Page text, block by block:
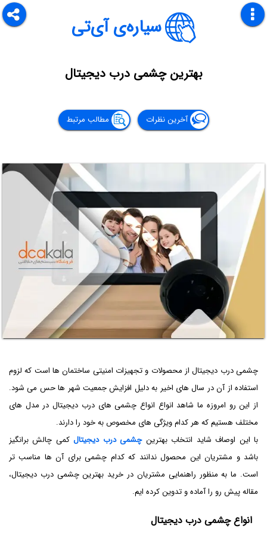
سیاره‌ی آی‌تی
بهترین چشمی درب دیجیتال
آخرین نظرات مطالب مرتبط
چشمی درب دیجیتال از محصولات و تجهیزات امنیتی ساختمان ها است که لزوم
استفاده از آن در سال های اخیر به دلیل افزایش جمعیت شهر ها حس می شود.
از این رو امروزه ما شاهد انواع انواع چشمی های درب دیجیتال در مدل های
مختلف هستیم که هر کدام ویژگی های مخصوص به خود را دارند.
با این اوصاف شاید انتخاب بهترینچشمی درب دیجیتالکمی چالش برانگیز
باشد و مشتریان این محصول ندانند که کدام چشمی برای آن ها مناسب تر
است. ما به منظور راهنمایی مشتریان در خرید بهترین چشمی درب دیجیتال،
مقاله پیش رو را آماده و تدوین کرده ایم.
انواع چشمی درب دیجیتال